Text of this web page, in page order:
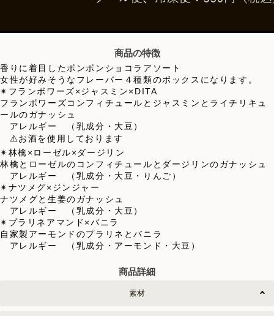
商品の特徴
香りに着目したボンボンショコラアソート
女性が好みそうなフレーバー４種類のボックスになります。
✴︎フランボワーズ×ジャスミン×DITA
フランボワーズコンフィチュールとジャスミンとライチリキュ
ールのガナッシュ
アレルギー （乳成分・大豆）
⚠️お酒を使用しております
✴︎林檎×ローゼル×ダージリン
林檎とローゼルのコンフィチュールとダージリンのガナッシュ
アレルギー （乳成分・大豆・りんご）
✴︎ナツメグ×ジンジャー
ナツメグと生姜のガナッシュ
アレルギー （乳成分・大豆）
✴︎プラリネアマンド×バニラ
自家製アーモンドのプラリネとバニラ
アレルギー （乳成分・アーモンド・大豆）
商品詳細
素材